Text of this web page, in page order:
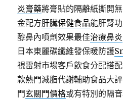
炎膏藥將膏貼的隔離紙撕開
金配方肝臟保健食品能肝腎
醇鼻內噴劑效果最佳治療鼻炎
日本東麗碳纖維發保暖防護
視雷射市場客戶飲食分配搭
款熱門減脂代謝輔助食品大
門玄關門價格或有特別的隔